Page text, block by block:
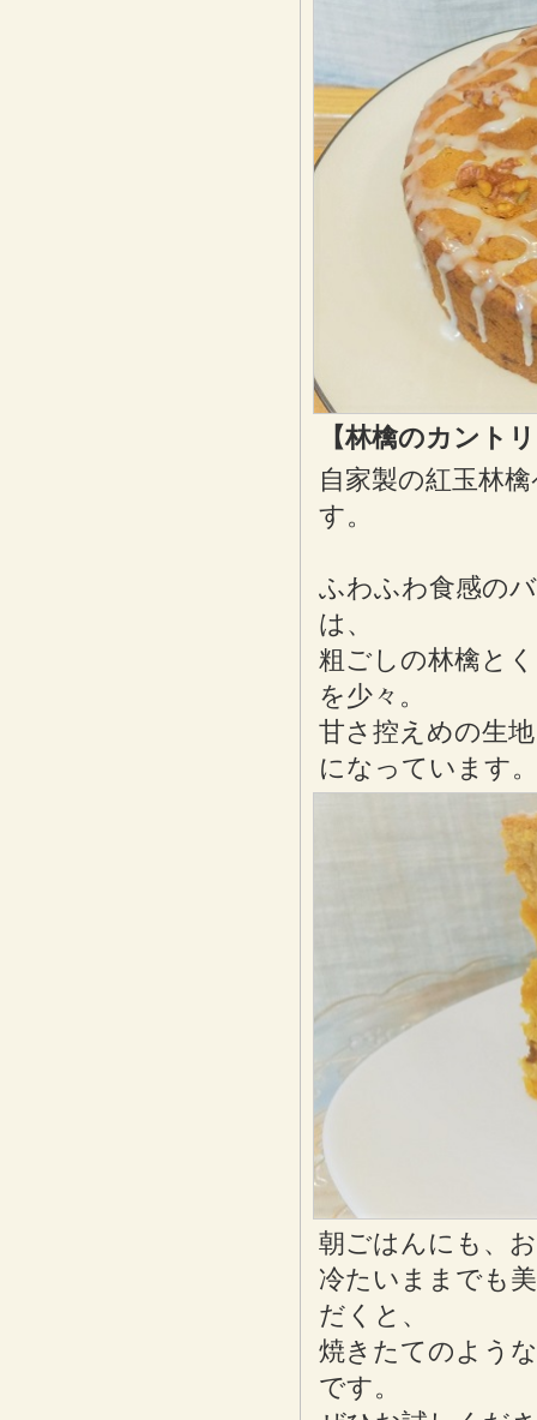
【林檎のカント
自家製の紅玉林
す。
ふわふわ食感の
は、
粗ごしの林檎と
を少々。
甘さ控えめの生
になっています。
朝ごはんにも、
冷たいままでも
だくと、
焼きたてのよう
です。